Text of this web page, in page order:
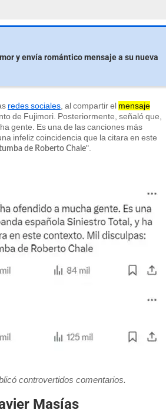
y envía romántico mensaje a su nueva
redes sociales , al compartir el mensaje
de Fujimori. Posteriormente, señaló que,
gente. Es una de las canciones más
infeliz coincidencia que la citara en este
de Roberto Chale".
controvertidos comentarios.
Masías